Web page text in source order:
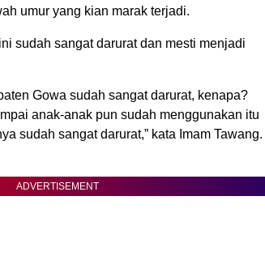
umur yang kian marak terjadi.
sudah sangat darurat dan mesti menjadi
Gowa sudah sangat darurat, kenapa?
anak-anak pun sudah menggunakan itu
sudah sangat darurat,” kata Imam Tawang.
ADVERTISEMENT